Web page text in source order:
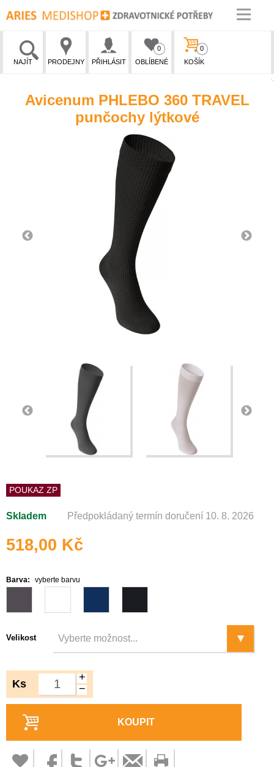
NAJÍT PRODEJNY PŘIHLÁSIT OBLÍBENÉ
0
KOŠÍK
0
Avicenum PHLEBO 360 TRAVEL
punčochy lýtkové
POUKAZ ZP
Skladem Předpokládaný termín doručení 10. 8. 2026
518,00 Kč
Barva: vyberte barvu
Velikost
Ks
+
−
KOUPIT